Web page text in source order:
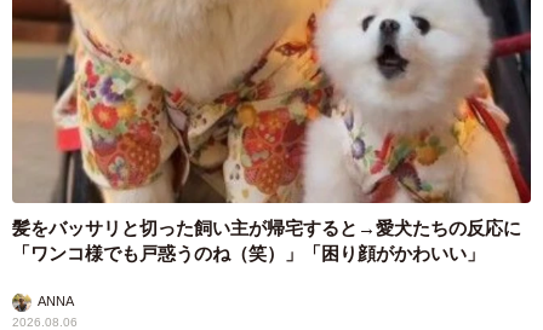
髪をバッサリと切った飼い主が帰宅すると→愛犬たちの反応に
「ワンコ様でも戸惑うのね（笑）」「困り顔がかわいい」
ANNA
2026.08.06